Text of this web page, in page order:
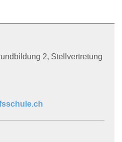
2, Stellvertretung